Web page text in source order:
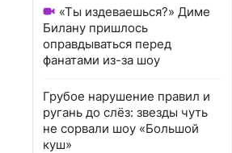
«Ты издеваешься?» Диме
Билану пришлось
оправдываться перед
фанатами из-за шоу
Грубое нарушение правил и
ругань до слёз: звезды чуть
не сорвали шоу «Большой
куш»